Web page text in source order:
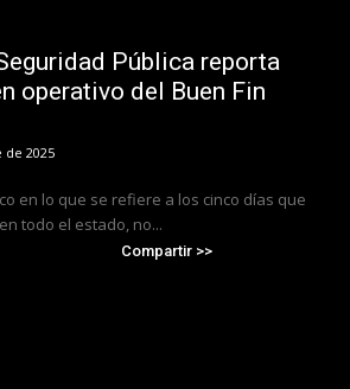
Pública reporta
operativo del Buen Fin
2025
en lo que se refiere a los cinco días que
todo el estado, no...
Compartir >>